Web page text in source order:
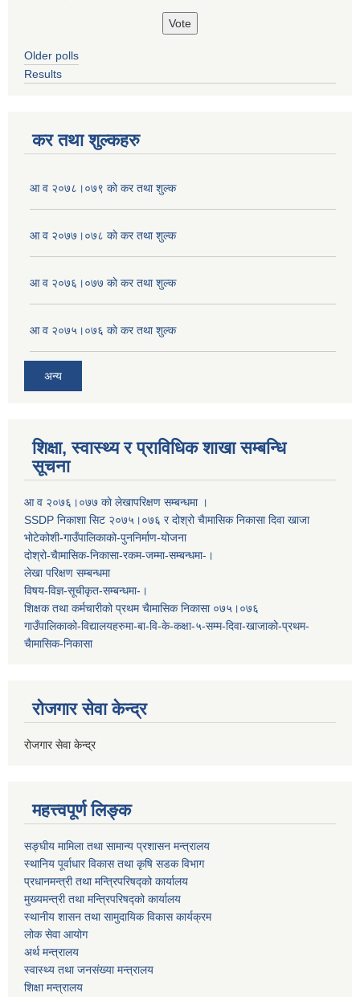
Older polls
Results
कर तथा शुल्कहरु
आ व २०७८।०७९ काे कर तथा शुल्क
आ व २०७७।०७८ काे कर तथा शुल्क
आ व २०७६।०७७ काे कर तथा शुल्क
आ व २०७५।०७६ काे कर तथा शुल्क
अन्य
शिक्षा, स्वास्थ्य र प्राविधिक शाखा सम्बन्धि
सूचना
आ व २०७६।०७७ काे लेखापरिक्षण सम्बन्धमा ।
SSDP निकाशा सिट २०७५।०७६ र दोश्रो चैामासिक निकासा दिवा खाजा
भोटेकोशी-गाउँपालिकाको-पुननिर्माण-योजना
दोश्रो-चैामासिक-निकासा-रकम-जम्मा-सम्बन्धमा-।
लेखा परिक्षण सम्बन्धमा
विषय-विज्ञ-सूचीकृत-सम्बन्धमा-।
शिक्षक तथा कर्मचारीको प्रथम च‌ैामासिक निकासा ०७५।०७६
गाउँपालिकाको-विद्यालयहरुमा-बा-वि-के-कक्षा-५-सम्म-दिवा-खाजाको-प्रथम-
चैामासिक-निकासा
रोजगार सेवा केन्द्र
रोजगार सेवा केन्द्र
महत्त्वपूर्ण लिङ्क
सङ्घीय मामिला तथा सामान्य प्रशासन मन्त्रालय
स्थानिय पूर्वाधार विकास तथा कृषि सडक विभाग
प्रधानमन्त्री तथा मन्त्रिपरिषद्को कार्यालय
मुख्यमन्त्री तथा मन्त्रिपरिषद्को कार्यालय
स्थानीय शासन तथा सामुदायिक विकास कार्यक्रम
लोक सेवा आयोग
अर्थ मन्त्रालय
स्वास्थ्य तथा जनस‌ंख्या मन्त्रालय
शिक्षा मन्त्रालय